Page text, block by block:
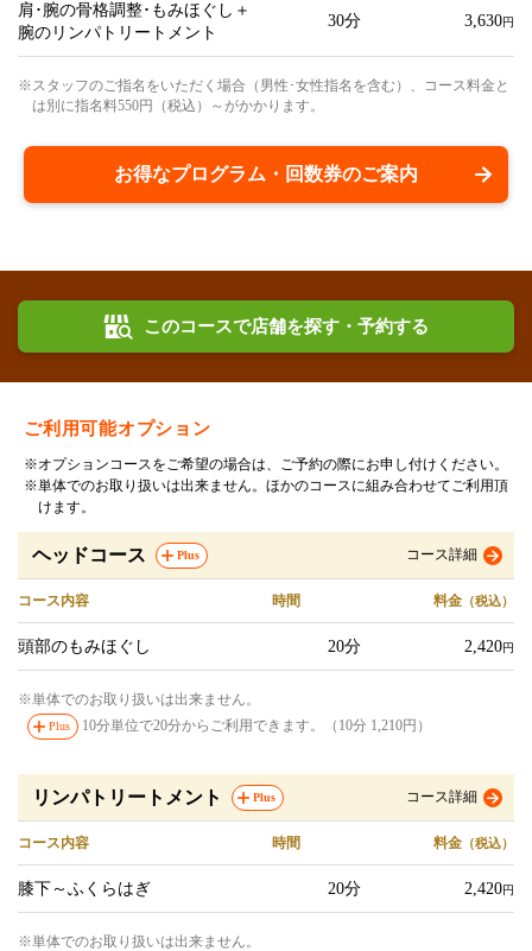
肩･腕の骨格調整･もみほぐし＋
腕のリンパトリートメント
30分 3,630円
※スタッフのご指名をいただく場合（男性･女性指名を含む）、コース料金と
は別に指名料550円（税込）～がかかります。
お得なプログラム・回数券のご案内
このコースで店舗を探す・予約する
ご利用可能オプション
※オプションコースをご希望の場合は、ご予約の際にお申し付けください。
※単体でのお取り扱いは出来ません。ほかのコースに組み合わせてご利用頂
けます。
ヘッドコース Plus コース詳細
コース内容 時間 料金 （税込）
頭部のもみほぐし 20分 2,420円
※単体でのお取り扱いは出来ません。
Plus 10分単位で20分からご利用できます。（10分 1,210円）
リンパトリートメント Plus コース詳細
コース内容 時間 料金 （税込）
膝下～ふくらはぎ 20分 2,420円
※単体でのお取り扱いは出来ません。